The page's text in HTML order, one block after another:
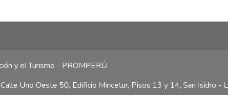
y el Turismo - PROMPERÚ
Uno Oeste 50, Edificio Mincetur, Pisos 13 y 14, San Isidro -